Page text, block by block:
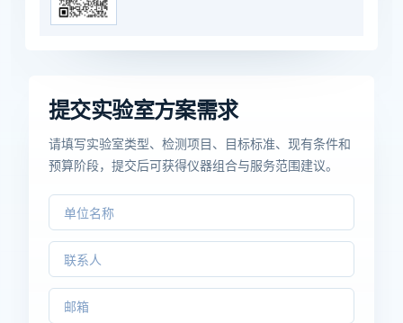
提交实验室方案需求
请填写实验室类型、检测项目、目标标准、现有条件和
预算阶段，提交后可获得仪器组合与服务范围建议。